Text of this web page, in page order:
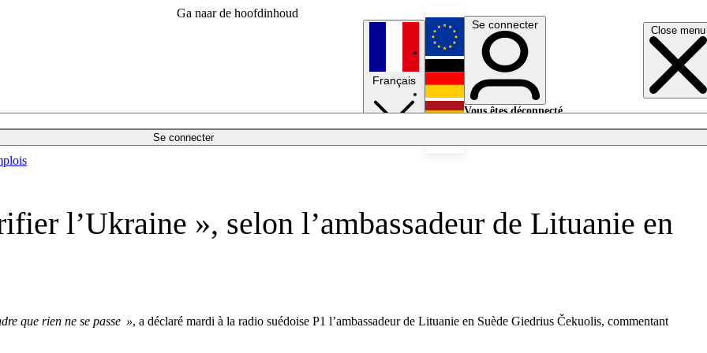
Ga naar de hoofdinhoud
Close menu
Se connecter
Français
English
Deutsch
Se connecter
Vous êtes déconnecté.
l’Ukraine », selon l’ambassadeur de Lituanie en
que rien ne se passe », a déclaré mardi à la radio suédoise P1 l’ambassadeur de Lituanie en Suède Giedrius Čekuolis, commentant